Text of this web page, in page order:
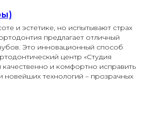
и эстетике, но испытывают страх
предлагает отличный
Это инновационный способ
центр «Студия
и комфортно исправить
технологий – прозрачных